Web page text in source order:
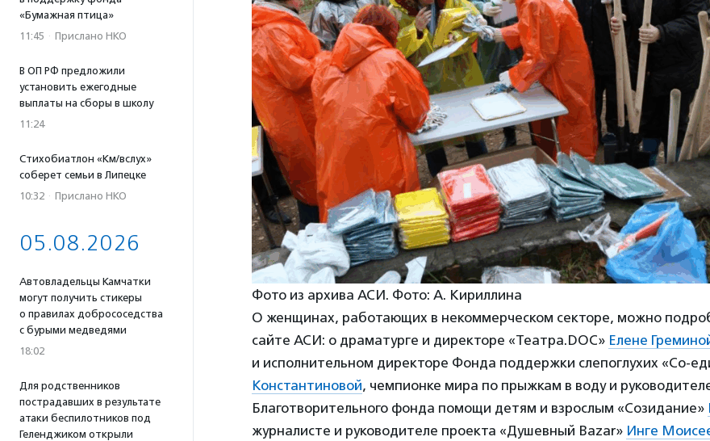
«Бумажная птица»
11:45 · Прислано НКО
В ОП РФ предложили
установить ежегодные
выплаты на сборы в школу
11:24
Стихобиатлон «Км/вслух»
соберет семьи в Липецке
10:32 · Прислано НКО
05.08.2026
Автовладельцы Камчатки
могут получить стикеры
о правилах добрососедства
с бурыми медведями
18:02
Для родственников
пострадавших в результате
атаки беспилотников под
Геленджиком открыли
Фото из архива АСИ. Фото: А. Кириллина
О женщинах, работающих в некоммерческом секторе, можно
сайте АСИ: о драматурге и директоре «Театра.DOC» Елене
и исполнительном директоре Фонда поддержки слепоглухих «Со-
Константиновой, чемпионке мира по прыжкам в воду и
Благотворительного фонда помощи детям и взрослым «Созидание»
журналисте и руководителе проекта «Душевный Bazar» Инге